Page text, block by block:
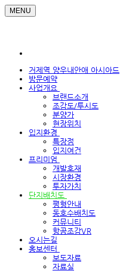
MENU
거제역 양우내안애 아시아드
방문예약
사업개요
브랜드소개
조감도/투시도
분양가
현장위치
입지환경
특장점
입지여건
프리미엄
개발호재
시장환경
투자가치
단지배치도
평형안내
동호수배치도
커뮤니티
항공조감VR
오시는길
홍보센터
보도자료
자료실